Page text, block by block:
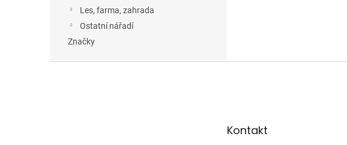
Les, farma, zahrada
Ostatní nářadí
Značky
Kontakt